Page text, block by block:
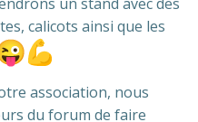
calicots ainsi que les
association, nous
du forum de faire